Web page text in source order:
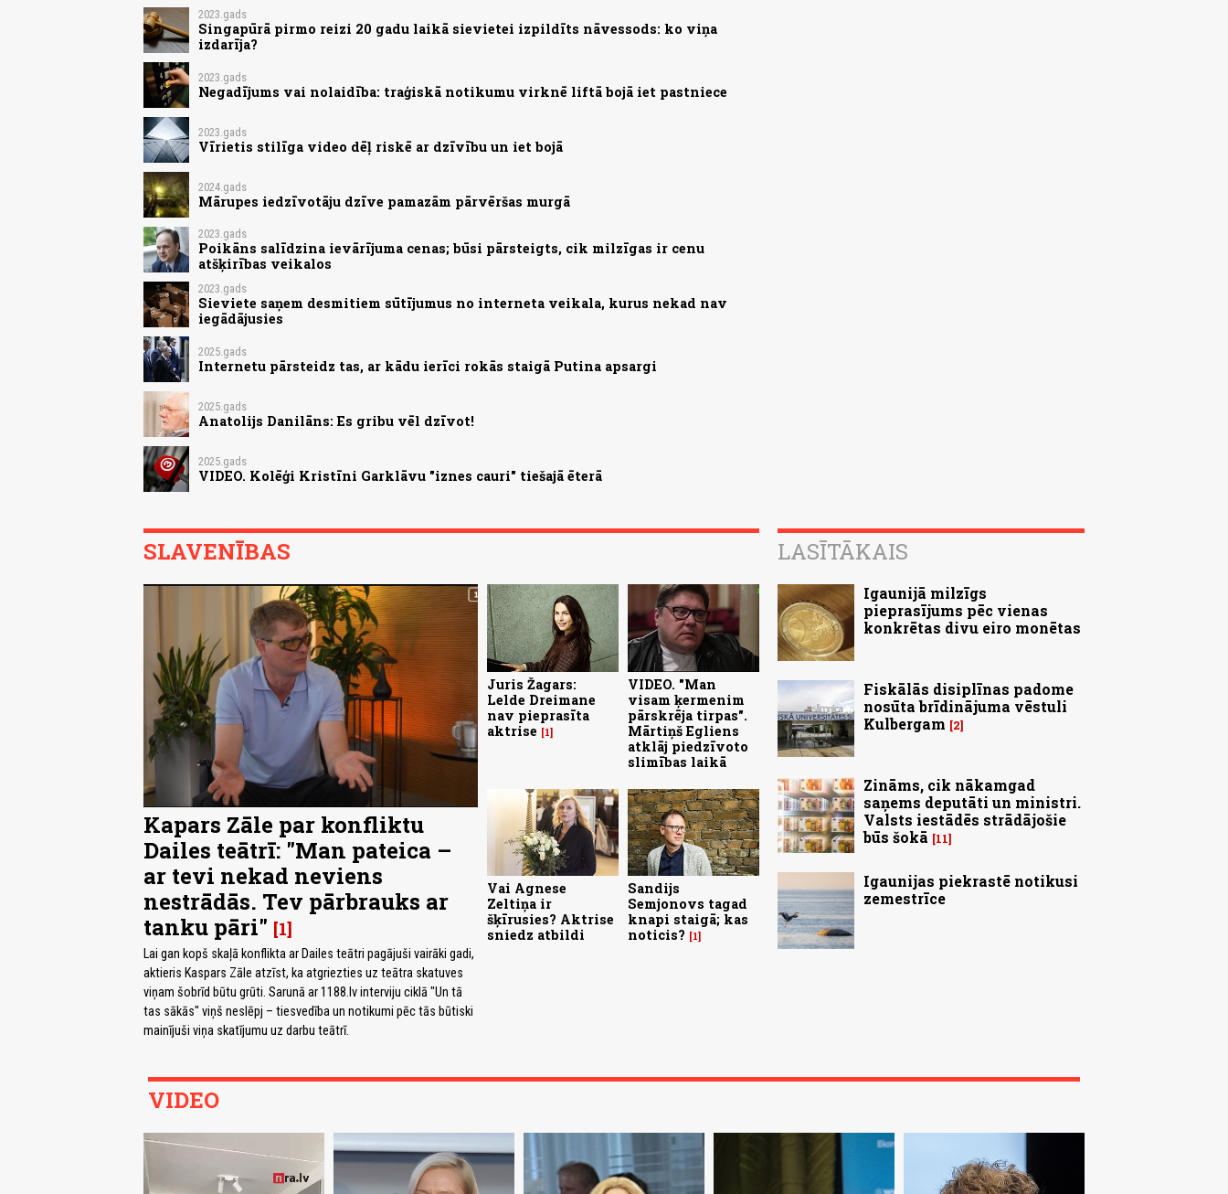
2023.gads
Singapūrā pirmo reizi 20 gadu laikā sievietei izpildīts nāvessods: ko viņa
izdarīja?
2023.gads
Negadījums vai nolaidība: traģiskā notikumu virknē liftā bojā iet pastniece
2023.gads
Vīrietis stilīga video dēļ riskē ar dzīvību un iet bojā
2024.gads
Mārupes iedzīvotāju dzīve pamazām pārvēršas murgā
2023.gads
Poikāns salīdzina ievārījuma cenas; būsi pārsteigts, cik milzīgas ir cenu
atšķirības veikalos
2023.gads
Sieviete saņem desmitiem sūtījumus no interneta veikala, kurus nekad nav
iegādājusies
2025.gads
Internetu pārsteidz tas, ar kādu ierīci rokās staigā Putina apsargi
2025.gads
Anatolijs Danilāns: Es gribu vēl dzīvot!
2025.gads
VIDEO. Kolēģi Kristīni Garklāvu "iznes cauri" tiešajā ēterā
SLAVENĪBAS
Kapars Zāle par konfliktu
Dailes teātrī: "Man pateica –
ar tevi nekad neviens
nestrādās. Tev pārbrauks ar
tanku pāri" 1
Lai gan kopš skaļā konflikta ar Dailes teātri pagājuši vairāki gadi,
aktieris Kaspars Zāle atzīst, ka atgriezties uz teātra skatuves
viņam šobrīd būtu grūti. Sarunā ar 1188.lv interviju ciklā "Un tā
tas sākās" viņš neslēpj – tiesvedība un notikumi pēc tās būtiski
mainījuši viņa skatījumu uz darbu teātrī.
Juris Žagars:
Lelde Dreimane
nav pieprasīta
aktrise
1
VIDEO. "Man
visam ķermenim
pārskrēja tirpas".
Mārtiņš Egliens
atklāj piedzīvoto
slimības laikā
Vai Agnese
Zeltiņa ir
šķīrusies? Aktrise
sniedz atbildi
Sandijs
Semjonovs tagad
knapi staigā; kas
noticis?
1
LASĪTĀKAIS
Igaunijā milzīgs
pieprasījums pēc vienas
konkrētas divu eiro monētas
Fiskālās disiplīnas padome
nosūta brīdinājuma vēstuli
Kulbergam
2
Zināms, cik nākamgad
saņems deputāti un ministri.
Valsts iestādēs strādājošie
būs šokā
11
Igaunijas piekrastē notikusi
zemestrīce
VIDEO